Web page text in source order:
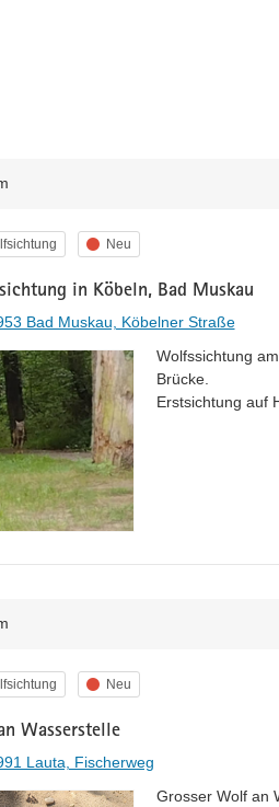
Status
Neu
in Köbeln, Bad Muskau
Bad Muskau, Köbelner Straße
Wolfssichtung
Brücke.
Erstsichtung auf
Status
Neu
Wasserstelle
Lauta, Fischerweg
Grosser Wolf an